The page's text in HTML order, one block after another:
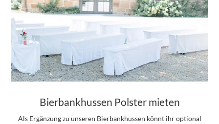
Bierbankhussen Polster mieten
Als Ergänzung zu unseren Bierbankhussen könnt ihr optional